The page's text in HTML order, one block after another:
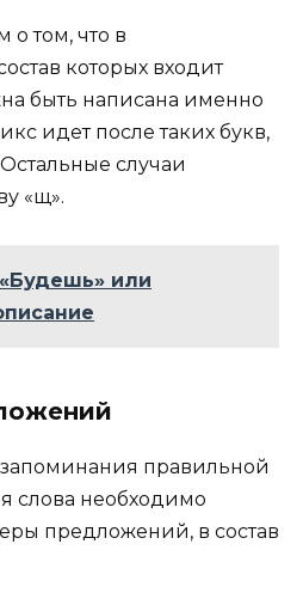
о том, что в
которых входит
быть написана именно
идет после таких букв,
Остальные случаи
«щ».
«Будешь» или
правильной
слова необходимо
предложений, в состав